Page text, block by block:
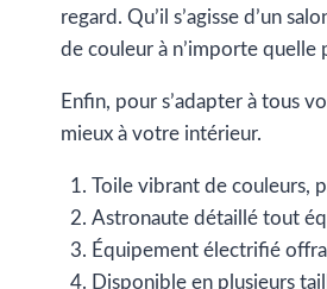
regard. Qu’il s’agisse d’un
de couleur à n’importe quelle
Enfin, pour s’adapter à tous
mieux à votre intérieur.
Toile vibrant de couleurs,
Astronaute détaillé tout
Équipement électrifié
Disponible en plusieurs